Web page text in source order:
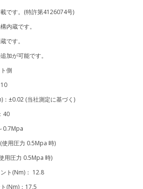
です。(特許第4126074号)
蔵です。
す。
が可能です。
側
(当社測定に基づく)
40
圧力 0.5Mpa 時)
圧力 0.5Mpa 時)
(Nm)： 12.8
：17.5